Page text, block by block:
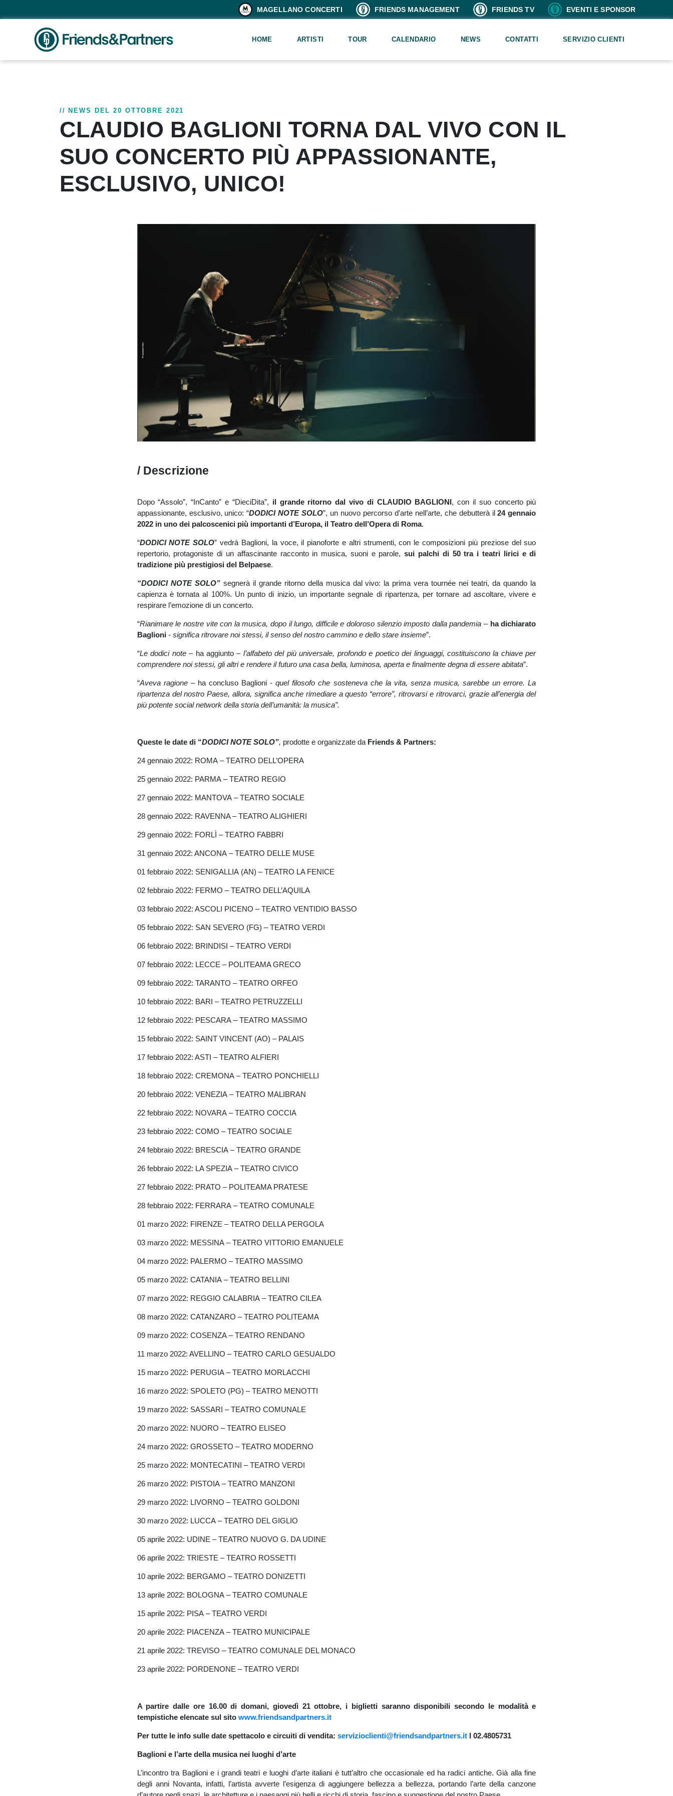
MAGELLANO CONCERTI FRIENDS MANAGEMENT FRIENDS TV EVENTI E SPONSOR
HOME ARTISTI TOUR CALENDARIO NEWS CONTATTI SERVIZIO CLIENTI
// NEWS DEL 20 OTTOBRE 2021
CLAUDIO BAGLIONI TORNA DAL VIVO CON IL
SUO CONCERTO PIÙ APPASSIONANTE,
ESCLUSIVO, UNICO!
/ Descrizione
Dopo “Assolo”, “InCanto” e “DieciDita”, il grande ritorno dal vivo di CLAUDIO BAGLIONI, con il suo concerto più
appassionante, esclusivo, unico: “DODICI NOTE SOLO”, un nuovo percorso d’arte nell’arte, che debutterà il24 gennaio
2022 in uno dei palcoscenici più importanti d’Europa, il Teatro dell’Opera di Roma.
“DODICI NOTE SOLO” vedrà Baglioni, la voce, il pianoforte e altri strumenti, con le composizioni più preziose del suo
repertorio, protagoniste di un affascinante racconto in musica, suoni e parole,sui palchi di 50 tra i teatri lirici e di
tradizione più prestigiosi del Belpaese.
“DODICI NOTE SOLO”segnerà il grande ritorno della musica dal vivo: la prima vera tournée nei teatri, da quando la
capienza è tornata al 100%. Un punto di inizio, un importante segnale di ripartenza, per tornare ad ascoltare, vivere e
respirare l’emozione di un concerto.
“Rianimare le nostre vite con la musica, dopo il lungo, difficile e doloroso silenzio imposto dalla pandemia – ha dichiarato
Baglioni- significa ritrovare noi stessi, il senso del nostro cammino e dello stare insieme”.
“Le dodici note– ha aggiunto – l’alfabeto del più universale, profondo e poetico dei linguaggi, costituiscono la chiave per
comprendere noi stessi, gli altri e rendere il futuro una casa bella, luminosa, aperta e finalmente degna di essere abitata”.
“Aveva ragione– ha concluso Baglioni -quel filosofo che sosteneva che la vita, senza musica, sarebbe un errore. La
ripartenza del nostro Paese, allora, significa anche rimediare a questo “errore”, ritrovarsi e ritrovarci, grazie all’energia del
più potente social network della storia dell’umanità: la musica”.
Queste le date di “DODICI NOTE SOLO”, prodotte e organizzate da Friends & Partners:
24 gennaio 2022: ROMA – TEATRO DELL’OPERA
25 gennaio 2022: PARMA – TEATRO REGIO
27 gennaio 2022: MANTOVA – TEATRO SOCIALE
28 gennaio 2022: RAVENNA – TEATRO ALIGHIERI
29 gennaio 2022: FORLÌ – TEATRO FABBRI
31 gennaio 2022: ANCONA – TEATRO DELLE MUSE
01 febbraio 2022: SENIGALLIA (AN) – TEATRO LA FENICE
02 febbraio 2022: FERMO – TEATRO DELL’AQUILA
03 febbraio 2022: ASCOLI PICENO – TEATRO VENTIDIO BASSO
05 febbraio 2022: SAN SEVERO (FG) – TEATRO VERDI
06 febbraio 2022: BRINDISI – TEATRO VERDI
07 febbraio 2022: LECCE – POLITEAMA GRECO
09 febbraio 2022: TARANTO – TEATRO ORFEO
10 febbraio 2022: BARI – TEATRO PETRUZZELLI
12 febbraio 2022: PESCARA – TEATRO MASSIMO
15 febbraio 2022: SAINT VINCENT (AO) – PALAIS
17 febbraio 2022: ASTI – TEATRO ALFIERI
18 febbraio 2022: CREMONA – TEATRO PONCHIELLI
20 febbraio 2022: VENEZIA – TEATRO MALIBRAN
22 febbraio 2022: NOVARA – TEATRO COCCIA
23 febbraio 2022: COMO – TEATRO SOCIALE
24 febbraio 2022: BRESCIA – TEATRO GRANDE
26 febbraio 2022: LA SPEZIA – TEATRO CIVICO
27 febbraio 2022: PRATO – POLITEAMA PRATESE
28 febbraio 2022: FERRARA – TEATRO COMUNALE
01 marzo 2022: FIRENZE – TEATRO DELLA PERGOLA
03 marzo 2022: MESSINA – TEATRO VITTORIO EMANUELE
04 marzo 2022: PALERMO – TEATRO MASSIMO
05 marzo 2022: CATANIA – TEATRO BELLINI
07 marzo 2022: REGGIO CALABRIA – TEATRO CILEA
08 marzo 2022: CATANZARO – TEATRO POLITEAMA
09 marzo 2022: COSENZA – TEATRO RENDANO
11 marzo 2022: AVELLINO – TEATRO CARLO GESUALDO
15 marzo 2022: PERUGIA – TEATRO MORLACCHI
16 marzo 2022: SPOLETO (PG) – TEATRO MENOTTI
19 marzo 2022: SASSARI – TEATRO COMUNALE
20 marzo 2022: NUORO – TEATRO ELISEO
24 marzo 2022: GROSSETO – TEATRO MODERNO
25 marzo 2022: MONTECATINI – TEATRO VERDI
26 marzo 2022: PISTOIA – TEATRO MANZONI
29 marzo 2022: LIVORNO – TEATRO GOLDONI
30 marzo 2022: LUCCA – TEATRO DEL GIGLIO
05 aprile 2022: UDINE – TEATRO NUOVO G. DA UDINE
06 aprile 2022: TRIESTE – TEATRO ROSSETTI
10 aprile 2022: BERGAMO – TEATRO DONIZETTI
13 aprile 2022: BOLOGNA – TEATRO COMUNALE
15 aprile 2022: PISA – TEATRO VERDI
20 aprile 2022: PIACENZA – TEATRO MUNICIPALE
21 aprile 2022: TREVISO – TEATRO COMUNALE DEL MONACO
23 aprile 2022: PORDENONE – TEATRO VERDI
A partire dalle ore 16.00 di domani, giovedì 21 ottobre, i biglietti saranno disponibili secondo le modalità e
tempistiche elencate sul sito www.friendsandpartners.it
Per tutte le info sulle date spettacolo e circuiti di vendita: servizioclienti@friendsandpartners.itl 02.4805731
Baglioni e l’arte della musica nei luoghi d’arte
L’incontro tra Baglioni e i grandi teatri e luoghi d’arte italiani è tutt’altro che occasionale ed ha radici antiche. Già alla fine
degli anni Novanta, infatti, l’artista avverte l’esigenza di aggiungere bellezza a bellezza, portando l’arte della canzone